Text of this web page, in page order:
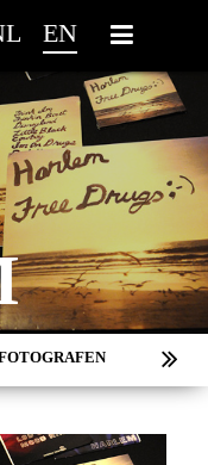
EN
DE KROSSE